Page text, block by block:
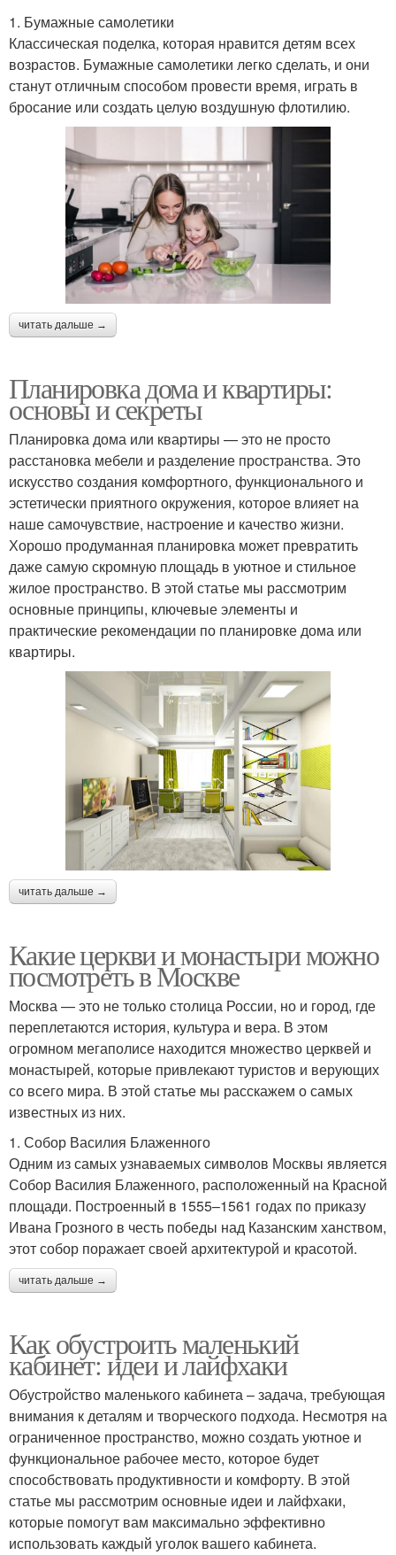
1. Бумажные самолетики
Классическая поделка, которая нравится детям всех
возрастов. Бумажные самолетики легко сделать, и они
станут отличным способом провести время, играть в
бросание или создать целую воздушную флотилию.
читать дальше →
Планировка дома и квартиры:
основы и секреты
Планировка дома или квартиры — это не просто
расстановка мебели и разделение пространства. Это
искусство создания комфортного, функционального и
эстетически приятного окружения, которое влияет на
наше самочувствие, настроение и качество жизни.
Хорошо продуманная планировка может превратить
даже самую скромную площадь в уютное и стильное
жилое пространство. В этой статье мы рассмотрим
основные принципы, ключевые элементы и
практические рекомендации по планировке дома или
квартиры.
читать дальше →
Какие церкви и монастыри можно
посмотреть в Москве
Москва — это не только столица России, но и город, где
переплетаются история, культура и вера. В этом
огромном мегаполисе находится множество церквей и
монастырей, которые привлекают туристов и верующих
со всего мира. В этой статье мы расскажем о самых
известных из них.
1. Собор Василия Блаженного
Одним из самых узнаваемых символов Москвы является
Собор Василия Блаженного, расположенный на Красной
площади. Построенный в 1555–1561 годах по приказу
Ивана Грозного в честь победы над Казанским ханством,
этот собор поражает своей архитектурой и красотой.
читать дальше →
Как обустроить маленький
кабинет: идеи и лайфхаки
Обустройство маленького кабинета – задача, требующая
внимания к деталям и творческого подхода. Несмотря на
ограниченное пространство, можно создать уютное и
функциональное рабочее место, которое будет
способствовать продуктивности и комфорту. В этой
статье мы рассмотрим основные идеи и лайфхаки,
которые помогут вам максимально эффективно
использовать каждый уголок вашего кабинета.